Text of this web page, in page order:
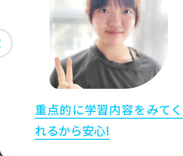
重点的に学習内容をみてく
れるから安心!